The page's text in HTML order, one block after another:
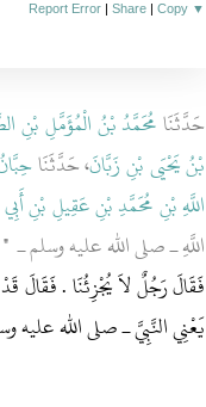
Report Error |Share |Copy ▼
حَدَّثَنَامُحَمَّدُ بْنُ الْمُؤَمَّلِ بْنِ
بْنُ يَحْيَى بْنِ زَبَّانَ، حَدَّثَنَا
اللَّهِ بْنِ مُحَمَّدِ بْنِ عَقِيلِ بْنِ
اللَّهِ ـ صلى الله عليه وسلم ـ ‏
فَقَالَ رَجُلٌ لاَ يُجْزِئُنَا ‏.‏ فَقَالَ
يَعْنِيالنَّبِيَّ ـ صلى الله عليه